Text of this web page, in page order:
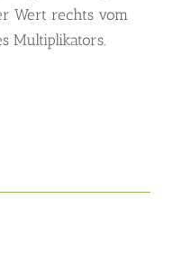
Wert rechts vom
Multiplikators.